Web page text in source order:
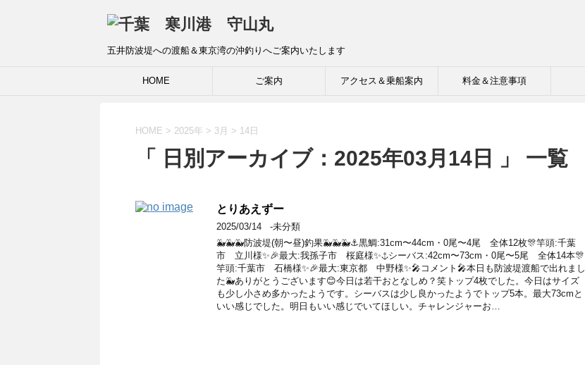
五井防波堤への渡船＆東京湾の沖釣りへご案内いたします
HOME ご案内 アクセス＆乗船案内 料金＆注意事項
HOME > 2025年 > 3月 > 14日
「 日別アーカイブ：2025年03月14日 」 一覧
とりあえずー
2025/03/14
-未分類
🐳🐳🐳防波堤(朝〜昼)釣果🐳🐳🐳⚓️黒鯛:31cm〜44cm・0尾〜4尾 全体12枚🎊竿頭:千葉
市 立川様✨🎉最大:我孫子市 桜庭様✨⚓️シーバス:42cm〜73cm・0尾〜5尾 全体14本🎊
竿頭:千葉市 石橋様✨🎉最大:東京都 中野様✨🎤コメント🎤本日も防波堤渡船で出れまし
た🐳ありがとうございます😊今日は若干おとなしめ？笑トップ4枚でした。今日はサイズ
も少し小さめ多かったようです。シーバスは少し良かったようでトップ5本。最大73cmと
いい感じでした。明日もいい感じでいてほしい。チャレンジャーお…